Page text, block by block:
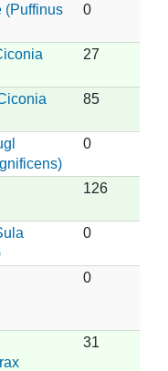
(Puffinus
0
27
85
0
126
0
0
31